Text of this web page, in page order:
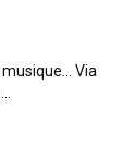
musique… Via